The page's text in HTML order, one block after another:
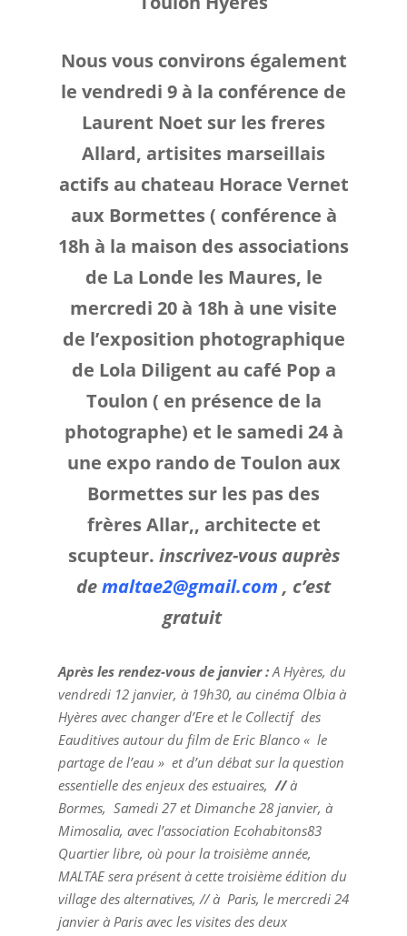
Nous vous convirons également
le vendredi 9 à la conférence de
Laurent Noet sur les freres
Allard, artisites marseillais
actifs au chateau Horace Vernet
aux Bormettes ( conférence à
18h à la maison des associations
de La Londe les Maures, le
mercredi 20 à 18h à une visite
de l’exposition photographique
de Lola Diligent au café Pop a
Toulon ( en présence de la
photographe) et le samedi 24 à
une expo rando de Toulon aux
Bormettes sur les pas des
frères Allar,, architecte et
scupteur. inscrivez-vous auprès
demaltae2@gmail.com , c’est
gratuit
Après les rendez-vous de janvier :A Hyères, du
vendredi 12 janvier, à 19h30, au cinéma Olbia à
Hyères avec changer d’Ere et le Collectif des
Eauditives autour du film de Eric Blanco « le
partage de l’eau » et d’un débat sur la question
essentielle des enjeux des estuaires,//à
Bormes, Samedi 27 et Dimanche 28 janvier, à
Mimosalia, avec l’association Ecohabitons83
Quartier libre, où pour la troisième année,
MALTAE sera présent à cette troisième édition du
village des alternatives, // à Paris, le mercredi 24
janvier à Paris avec les visites des deux